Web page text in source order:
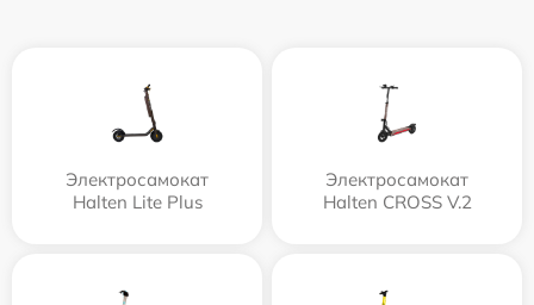
Электросамокат
Halten Lite Plus
Электросамокат
Halten CROSS V.2